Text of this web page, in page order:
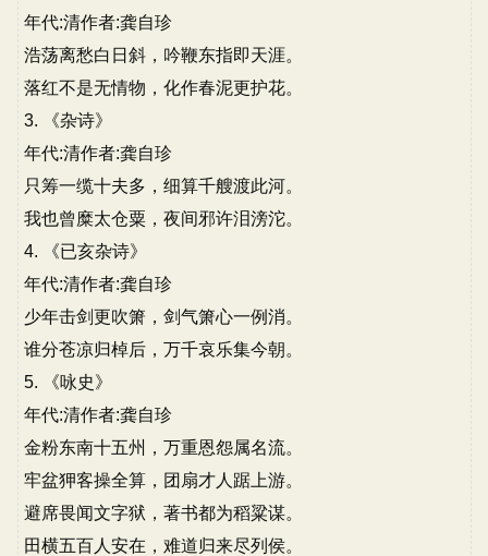
年代:清作者:龚自珍
浩荡离愁白日斜，吟鞭东指即天涯。
落红不是无情物，化作春泥更护花。
3. 《杂诗》
年代:清作者:龚自珍
只筹一缆十夫多，细算千艘渡此河。
我也曾糜太仓粟，夜间邪许泪滂沱。
4. 《已亥杂诗》
年代:清作者:龚自珍
少年击剑更吹箫，剑气箫心一例消。
谁分苍凉归棹后，万千哀乐集今朝。
5. 《咏史》
年代:清作者:龚自珍
金粉东南十五州，万重恩怨属名流。
牢盆狎客操全算，团扇才人踞上游。
避席畏闻文字狱，著书都为稻粱谋。
田横五百人安在，难道归来尽列侯。